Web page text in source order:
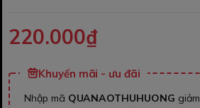
220.000₫
Khuyến mãi - ưu đãi
Nhập mã QUANAOTHUHUONG giảm